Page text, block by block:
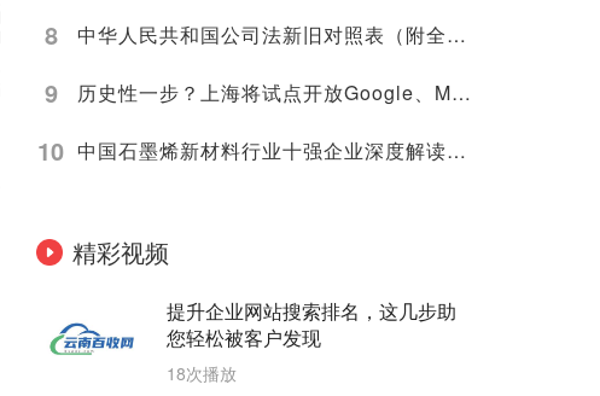
8 中华人民共和国公司法新旧对照表（附全文）
9 历史性一步？上海将试点开放Google、Meta等国际平台访问！
10 中国石墨烯新材料行业十强企业深度解读（2025）
精彩视频
提升企业网站搜索排名，这几步助
您轻松被客户发现
18次播放